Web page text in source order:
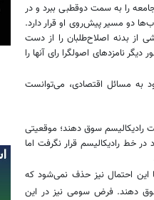
را به سمت دوقطبی ببرد و در
دو مسیر پیش‌روی او قرار دارد.
1400 قرار می‌گیرد؛ حمایت بخشی از بدنه اصلاح‌طلبان را از دست
نامزدهای اصولگرا رای آنها را
به مسائل اقتصادی، می‌توانست
رادیکالیسم سوق دهند؛ موقعیتی
در خط رادیکالیسم قرار نگرفت اما
این احتمال نیز حذف نمی‌شود که
سوق دهند. فرض سومی نیز در این